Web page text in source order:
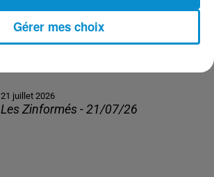
21 juillet 2026
Les Zinformés - 21/07/26
Gérer mes choix